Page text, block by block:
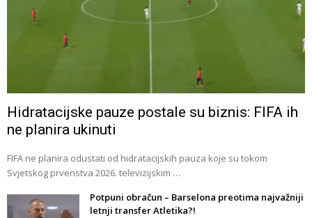
Hidratacijske pauze postale su biznis: FIFA ih
ne planira ukinuti
FIFA ne planira odustati od hidratacijskih pauza koje su tokom
Svjetskog prvenstva 2026. televizijskim …
Potpuni obračun – Barselona preotima najvažniji
letnji transfer Atletika?!